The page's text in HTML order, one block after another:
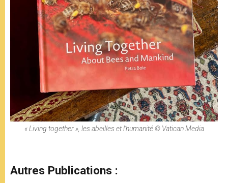
« Living together », les abeilles et l’humanité © Vatican Media
Autres Publications :